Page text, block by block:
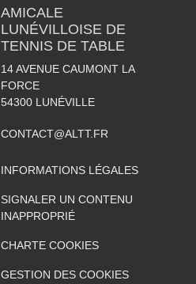
AMICALE
LUNÉVILLOISE DE
TENNIS DE TABLE
14 AVENUE CAUMONT LA
FORCE
54300 LUNÉVILLE
CONTACT@ALTT.FR
INFORMATIONS LÉGALES
SIGNALER UN CONTENU
INAPPROPRIÉ
CHARTE COOKIES
GESTION DES COOKIES